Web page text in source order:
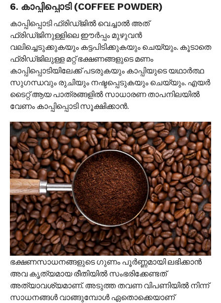
6. കാപ്പിപ്പൊടി (COFFEE POWDER)
കാപ്പിപ്പൊടി ഫ്രിഡ്ജിൽ വെച്ചാൽ അത്
ഫ്രിഡ്ജിനുള്ളിലെ ഈർപ്പം മുഴുവൻ
വലിച്ചെടുക്കുകയും കട്ടപിടിക്കുകയും ചെയ്യും. കൂടാതെ
ഫ്രിഡ്ജിലുള്ള മറ്റ് ഭക്ഷണങ്ങളുടെ മണം
കാപ്പിപ്പൊടിയിലേക്ക് പടരുകയും കാപ്പിയുടെ യഥാർത്ഥ
സുഗന്ധവും രുചിയും നഷ്ടപ്പെടുകയും ചെയ്യും. എയർ
ടൈറ്റ് ആയ പാത്രങ്ങളിൽ സാധാരണ താപനിലയിൽ
വേണം കാപ്പിപ്പൊടി സൂക്ഷിക്കാൻ.
ഭക്ഷണസാധനങ്ങളുടെ ഗുണം പൂർണ്ണമായി ലഭിക്കാൻ
അവ കൃത്യമായ രീതിയിൽ സംഭരിക്കേണ്ടത്
അത്യാവശ്യമാണ്. അടുത്ത തവണ വിപണിയിൽ നിന്ന്
സാധനങ്ങൾ വാങ്ങുമ്പോൾ ഏതൊക്കെയാണ്